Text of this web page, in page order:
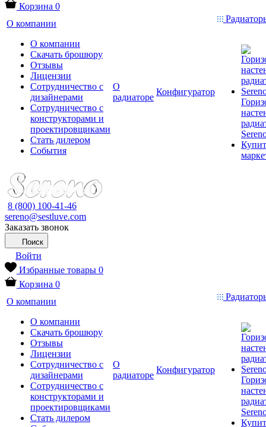
Корзина 0
О компании
О компании
Скачать брошюру
Отзывы
Лицензии
Сотрудничество с
дизайнерами
Сотрудничество с
конструкторами и
проектировщиками
Стать дилером
События
О
радиаторе
Конфигуратор
8 (800) 100-41-46
sereno@sestluve.com
Заказать звонок
Поиск
Войти
Избранные товары 0
Корзина 0
О компании
О компании
Скачать брошюру
Отзывы
Лицензии
Сотрудничество с
дизайнерами
Сотрудничество с
конструкторами и
проектировщиками
Стать дилером
О
радиаторе
Конфигуратор